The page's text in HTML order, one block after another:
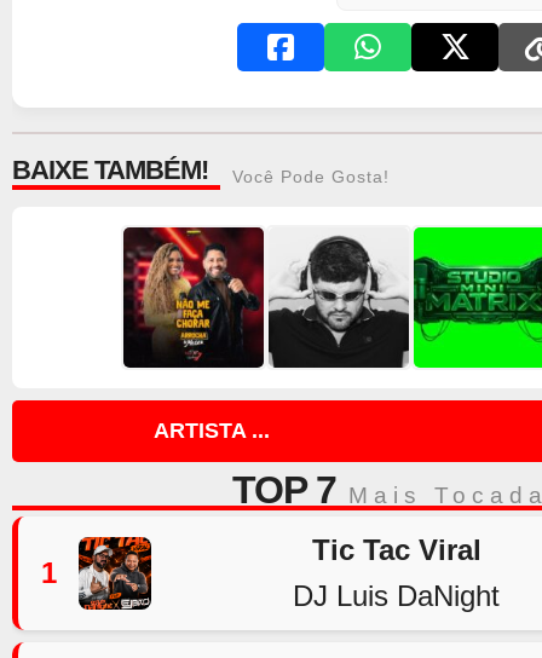
BAIXE TAMBÉM! Você Pode Gosta!
ARTISTA ...
TOP 7 Mais
1
Tic Tac Viral
DJ Luis DaNight